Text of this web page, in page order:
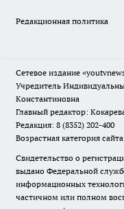
Редакционная политика
Сетевое издание
Учредитель
Константиновна
Главный редактор:
Редакция: 8 (8352) 202-400
Возрастная категория
Свидетельство о
выдано Федеральной
информационных
частичном или полном